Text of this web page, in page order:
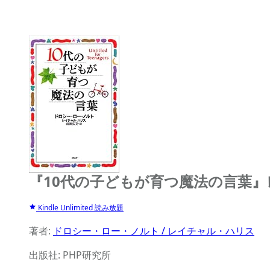
『10代の子どもが育つ魔法の言葉
Kindle Unlimited 読み放題
著者: ドロシー・ロー・ノルト / レイチャル・ハリス
出版社: PHP研究所